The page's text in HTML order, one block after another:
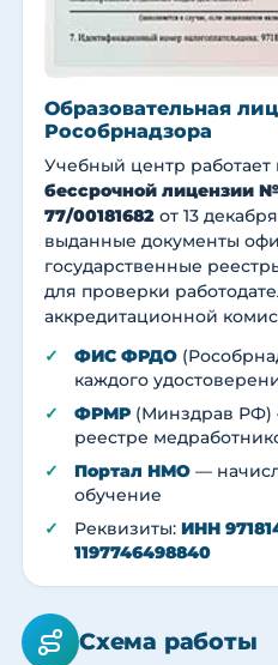
Образовательная
Рособрнадзора
Учебный центр работает
бессрочной лицензии
77/00181682 от 13
выданные документы
государственные
для проверки
аккредитационной
ФИС ФРДО
каждого
ФРМР (Минздрав РФ)
реестре
Портал НМО —
обучение
Реквизиты: ИНН
1197746498840
Схема работы